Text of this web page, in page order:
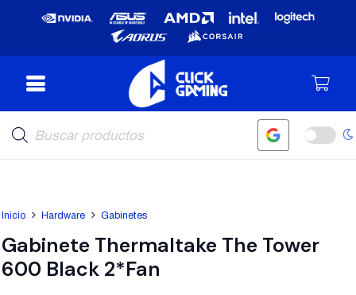
de
productos
Inicio Hardware Gabinetes
Gabinete Thermaltake The Tower
600 Black 2*Fan